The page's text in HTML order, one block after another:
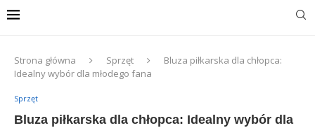
Strona główna Sprzęt
Bluza piłkarska dla chłopca:
Idealny wybór dla młodego fana
Sprzęt
Bluza piłkarska dla chłopca: Idealny wybór dla